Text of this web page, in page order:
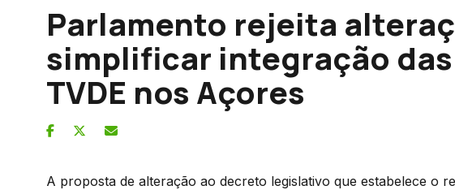
Parlamento rejeita
simplificar integração
TVDE nos Açores
A proposta de alteração ao decreto legislativo que estabelece o